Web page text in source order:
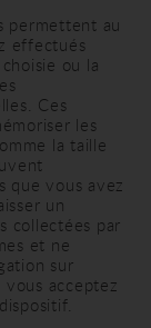
permettent au
effectués
ou la
Ces
les
la taille
que vous avez
un
collectées par
et ne
sur
acceptez